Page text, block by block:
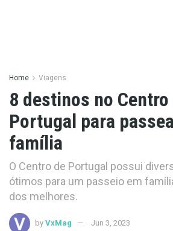
Home Viagens
8 destinos no Centro
Portugal para
família
O Centro de Portugal possui
ótimos para um passeio em
dos melhores.
by VxMag Jun 3, 2023